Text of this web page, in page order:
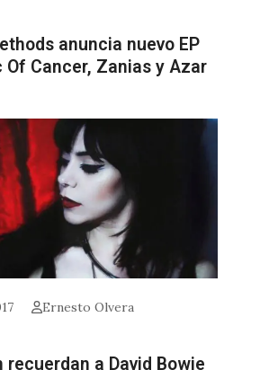
anuncia nuevo EP
Of Cancer, Zanias y Azar
Ernesto Olvera
recuerdan a David Bowie